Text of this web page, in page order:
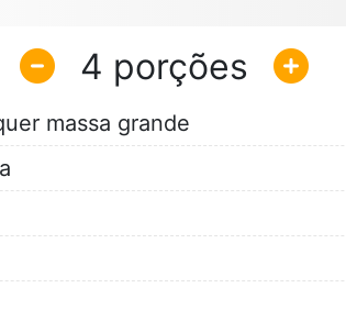
4
massa grande